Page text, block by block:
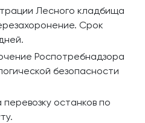
Лесного кладбища
Срок
Роспотребнадзора
безопасности
останков по